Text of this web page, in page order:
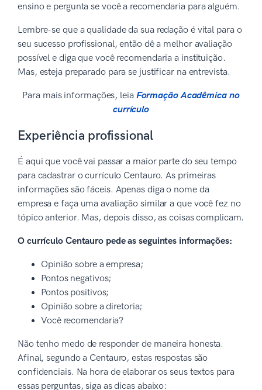
ensino e pergunta se você a recomendaria para alguém.
Lembre-se que a qualidade da sua redação é vital para o
seu sucesso profissional, então dê a melhor avaliação
possível e diga que você recomendaria a instituição.
Mas, esteja preparado para se justificar na entrevista.
Para mais informações, leia Formação Acadêmica no
currículo
Experiência profissional
É aqui que você vai passar a maior parte do seu tempo
para cadastrar o currículo Centauro. As primeiras
informações são fáceis. Apenas diga o nome da
empresa e faça uma avaliação similar a que você fez no
tópico anterior. Mas, depois disso, as coisas complicam.
O currículo Centauro pede as seguintes informações:
Opinião sobre a empresa;
Pontos negativos;
Pontos positivos;
Opinião sobre a diretoria;
Você recomendaria?
Não tenho medo de responder de maneira honesta.
Afinal, segundo a Centauro, estas respostas são
confidenciais. Na hora de elaborar os seus textos para
essas perguntas, siga as dicas abaixo: